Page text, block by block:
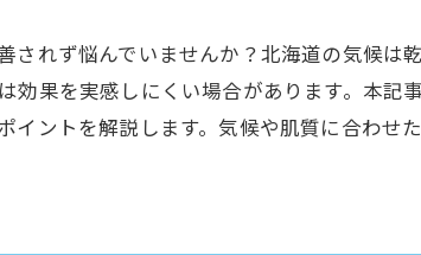
れず悩んでいませんか？北海道の気候は
果を実感しにくい場合があります。本記
ントを解説します。気候や肌質に合わせ